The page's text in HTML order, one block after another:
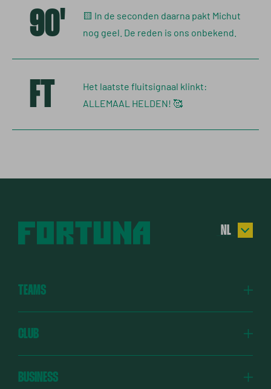
90'
🟨 In de seconden daarna pakt Michut
nog geel. De reden is ons onbekend.
FT
Het laatste fluitsignaal klinkt:
ALLEMAAL HELDEN! 🥰
NL
TR
TEAMS
CLUB
BUSINESS